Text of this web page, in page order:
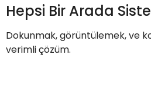
Hepsi Bir Arada
Dokunmak, görüntülemek, ve
verimli çözüm.